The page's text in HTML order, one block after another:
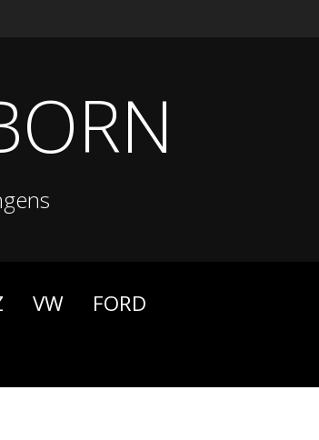
VW FORD